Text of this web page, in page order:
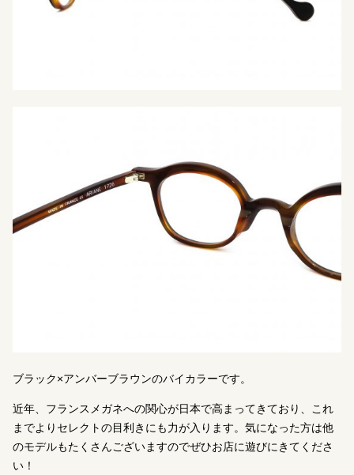
ブラック×アンバーブラウンのバイカラーです。
近年、フランスメガネへの関心が日本で高まってきており、これ
までよりセレクトの目利きにも力が入ります。気になった方は他
のモデルもたくさんございますのでぜひお店に遊びにきてくださ
い！